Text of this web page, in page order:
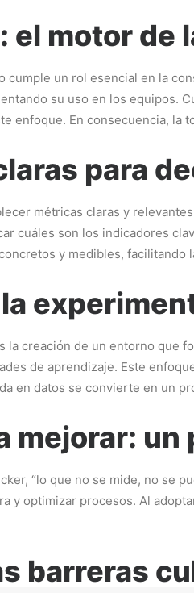
el motor de
cumple un rol esencial en la
su uso en los equipos.
enfoque. En consecuencia, la
para
métricas claras y
cuáles son los indicadores
y medibles,
la creación de un entorno que
de aprendizaje. Este
en datos se convierte en un
mejorar:
“lo que no se mide, no se
y optimizar procesos. Al
barreras